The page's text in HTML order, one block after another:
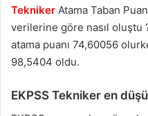
Tekniker Atama Taban
verilerine göre nasıl oluştu
atama puanı 74,60056
98,5404 oldu.
EKPSS Tekniker en